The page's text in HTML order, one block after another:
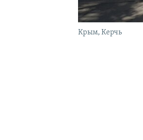
Крым, Керчь